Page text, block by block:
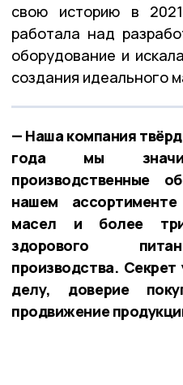
свою историю в
работала над
оборудование и
создания идеального
— Наша компания
года мы
производственные
нашем
масел и более
здорового
производства.
делу, доверие
продвижение